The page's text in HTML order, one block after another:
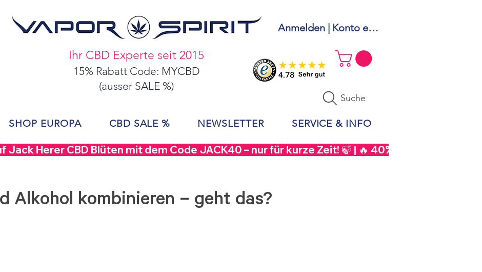
Anmelden | Konto erstellen
Ihr CBD Experte seit 2015
15% Rabatt Code: MYCBD
(ausser SALE %)
Suche
SHOP EUROPA CBD SALE % NEWSLETTER SERVICE & INFO
Jack Herer CBD Blüten mit dem Code JACK40 – nur für kurze Zeit! 🍃 | 🔥 40% Rabatt auf
Alkohol kombinieren – geht das?